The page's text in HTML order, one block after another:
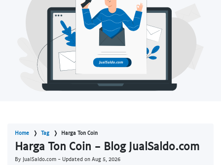
Home Tag Harga Ton Coin
Harga Ton Coin - Blog JualSaldo.com
By JualSaldo.com - Updated on Aug 5, 2026